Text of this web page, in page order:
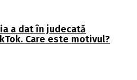
a dat în judecată
Care este motivul?